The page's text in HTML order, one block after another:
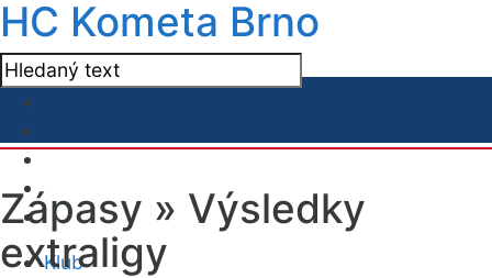
HC Kometa Brno
Klub
Zápasy » Výsledky
extraligy